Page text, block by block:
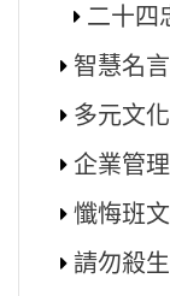
二十四
智慧名言
多元文化
企業管理
懺悔班
請勿殺